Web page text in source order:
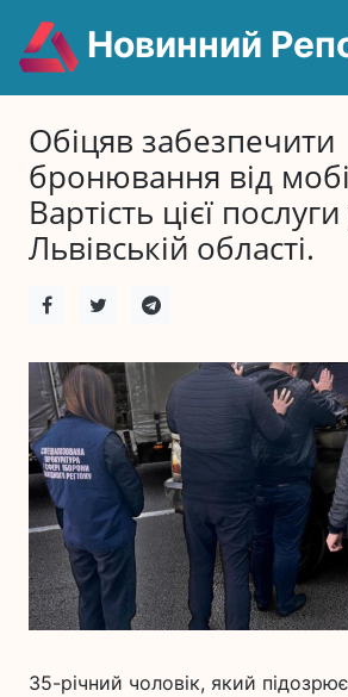
Новинний
Обіцяв забезпечити
бронювання від
Вартість цієї
Львівській області.
35-річний чоловік, який